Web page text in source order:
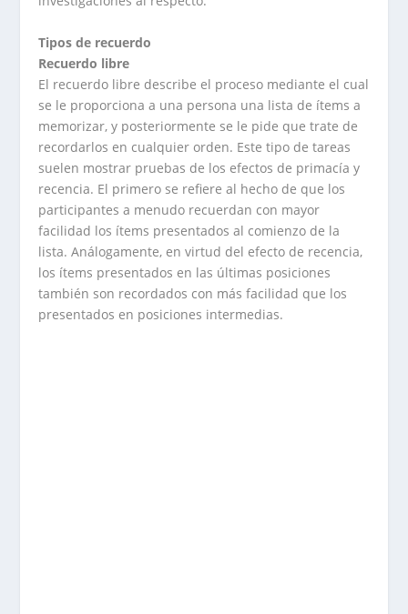
Tipos de recuerdo
Recuerdo libre
El recuerdo libre describe el proceso mediante el cual
se le proporciona a una persona una lista de ítems a
memorizar, y posteriormente se le pide que trate de
recordarlos en cualquier orden. Este tipo de tareas
suelen mostrar pruebas de los efectos de primacía y
recencia. El primero se refiere al hecho de que los
participantes a menudo recuerdan con mayor
facilidad los ítems presentados al comienzo de la
lista. Análogamente, en virtud del efecto de recencia,
los ítems presentados en las últimas posiciones
también son recordados con más facilidad que los
presentados en posiciones intermedias.